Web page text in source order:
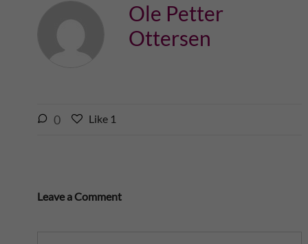
Ole Petter
Ottersen
0
L
h
Like 1
t
Leave a Comment